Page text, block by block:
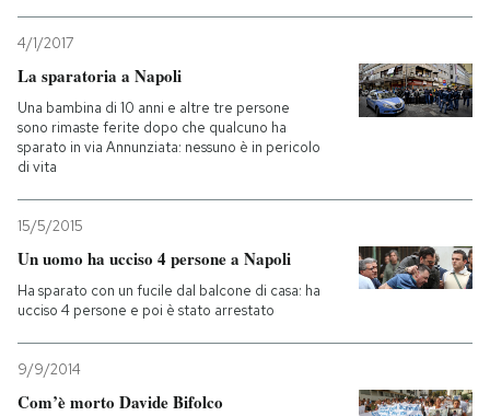
I MIEI PREFERITI
SHOP
AREA PERSONALE
Entra
4/1/2017
La sparatoria a Napoli
Una bambina di 10 anni e altre tre persone
sono rimaste ferite dopo che qualcuno ha
sparato in via Annunziata: nessuno è in pericolo
di vita
15/5/2015
Un uomo ha ucciso 4 persone a Napoli
Ha sparato con un fucile dal balcone di casa: ha
ucciso 4 persone e poi è stato arrestato
9/9/2014
Com’è morto Davide Bifolco